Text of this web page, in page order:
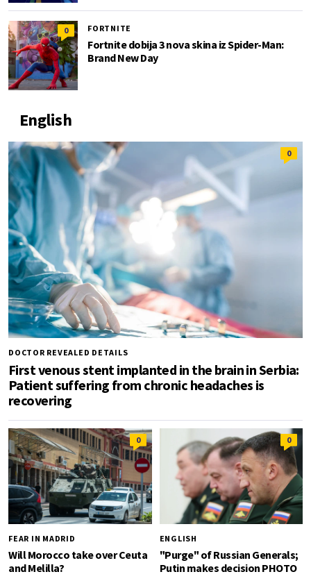
0 FORTNITE
Fortnite dobija 3 nova skina iz Spider-Man:
Brand New Day
English
0
DOCTOR REVEALED DETAILS
First venous stent implanted in the brain in Serbia:
Patient suffering from chronic headaches is
recovering
0
FEAR IN MADRID
Will Morocco take over Ceuta
and Melilla?
0
ENGLISH
"Purge" of Russian Generals;
Putin makes decision PHOTO